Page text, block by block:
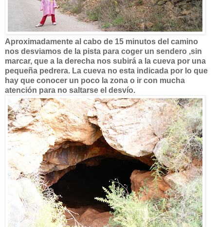
Aproximadamente al cabo de 15 minutos del camino
nos desviamos de la pista para coger un sendero ,sin
marcar, que a la derecha nos subirá a la cueva por una
pequeña pedrera. La cueva no esta indicada por lo que
hay que conocer un poco la zona o ir con mucha
atención para no saltarse el desvío.